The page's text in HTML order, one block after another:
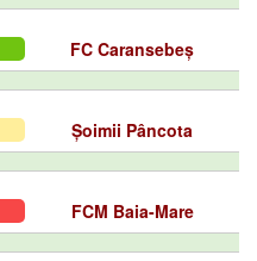
FC Caransebeș
Șoimii Pâncota
FCM Baia-Mare